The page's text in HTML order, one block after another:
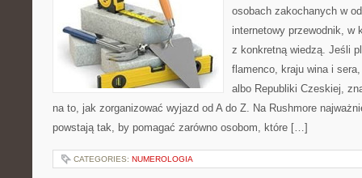
osobach zakochanych w
internetowy przewodnik, w
z konkretną wiedzą. Jeśli
flamenco, kraju wina i
albo Republiki Czeskiej,
na to, jak zorganizować wyjazd od A do Z. Na Rushmore
powstają tak, by pomagać zarówno osobom, które […]
CATEGORIES: NUMEROLOGIA